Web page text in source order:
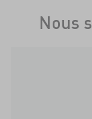
Nous